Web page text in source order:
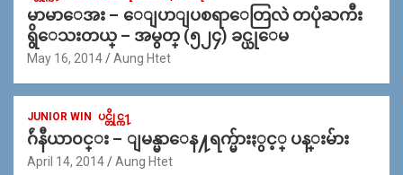
မာမာေအး – ေျပာျပစရာေတြလဲ တပုံႀကီး
ရွိေသးတယ္ – အမွတ္ (၅၂၄) ခင္ယုေမ
May 16, 2014 Aung Htet
JUNIOR WIN ပင္တိုင္က႑
ဂ်ဴနီယာ၀င္း – ျမန္မာေန႔ရက္မ်ားႏွင့္ ပန္းမ်ား
April 14, 2014 Aung Htet